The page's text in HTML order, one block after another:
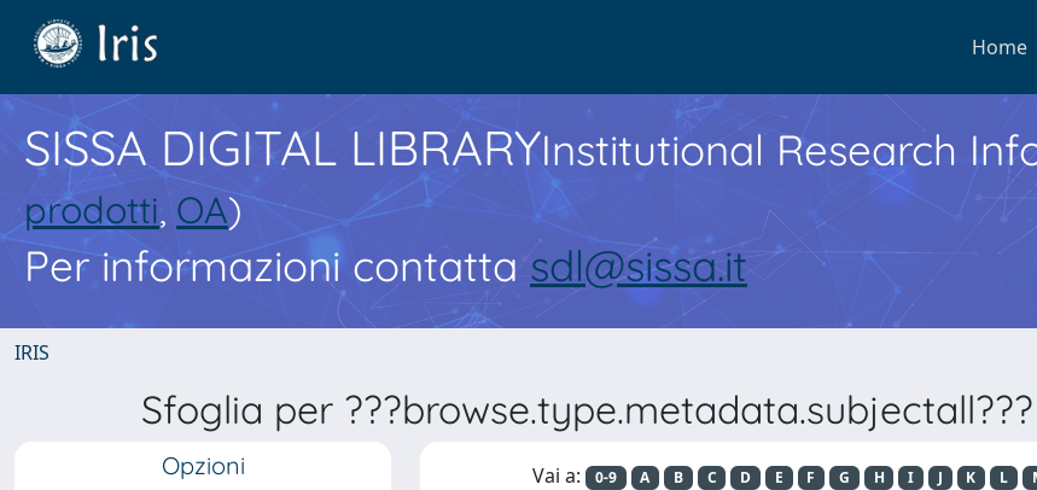
Home
SISSA DIGITAL LIBRARYInstitutional Research
prodotti, OA)
Per informazioni contatta sdl@sissa.it
IRIS
Sfoglia per ???browse.type.metadata.subjectall???
Opzioni Vai a: 0-9 A B C D E F G H I J K L